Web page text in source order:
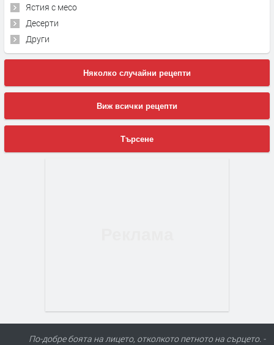
Ястия с месо
Десерти
Други
Няколко случайни рецепти
Виж всички рецепти
Търсене
По-добре боята на лицето, отколкото петното на сърцето. -